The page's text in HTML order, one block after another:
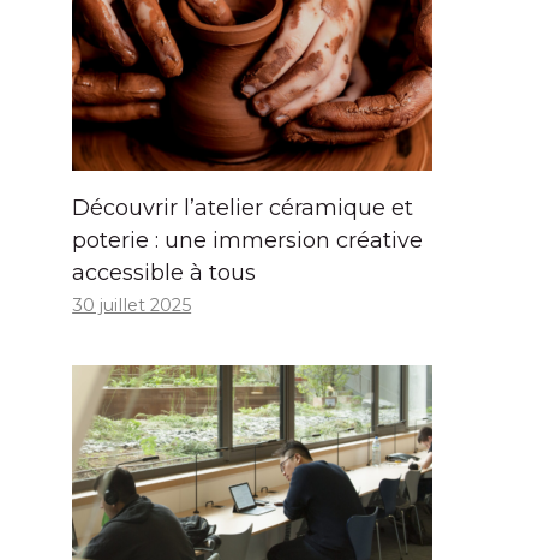
Découvrir l’atelier céramique et
poterie : une immersion créative
accessible à tous
30 juillet 2025